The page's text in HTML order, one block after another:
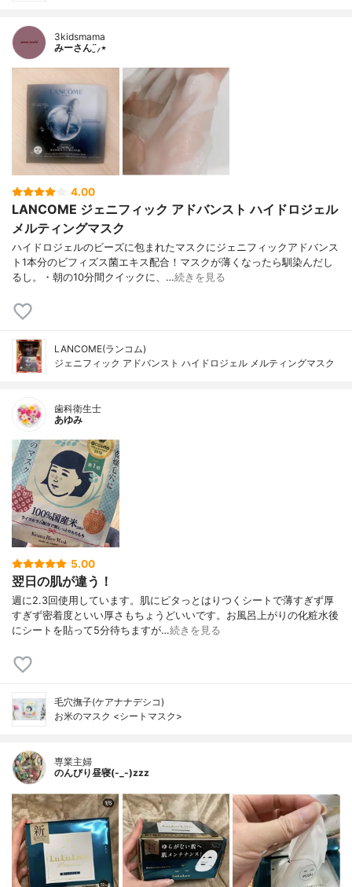
3kidsmama
みーさん¨̮⸝⋆
4.00
LANCOME ジェニフィック アドバンスト ハイドロジェル
メルティングマスク
ハイドロジェルのビーズに包まれたマスクにジェニフィックアドバンス
ト1本分のビフィズス菌エキス配合！マスクが薄くなったら馴染んだし
るし。・朝の10分間クイックに、…続きを見る
LANCOME(ランコム)
ジェニフィック アドバンスト ハイドロジェル メルティングマスク
歯科衛生士
あゆみ
5.00
翌日の肌が違う！
週に2.3回使用しています。肌にピタっとはりつくシートで薄すぎず厚
すぎず密着度といい厚さもちょうどいいです。お風呂上がりの化粧水後
にシートを貼って5分待ちますが…続きを見る
毛穴撫子(ケアナナデシコ)
お米のマスク <シートマスク>
専業主婦
のんびり昼寝(-_-)zzz